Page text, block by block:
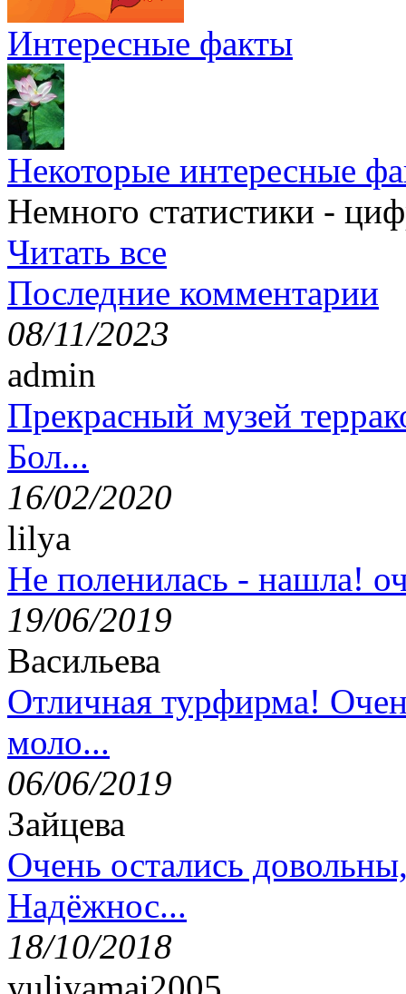
Интересные факты
Некоторые интересные
Немного статистики -
Читать все
Последние комментарии
08/11/2023
admin
Прекрасный музей
Бол...
16/02/2020
lilya
Не поленилась - нашла!
19/06/2019
Васильева
Отличная турфирма!
моло...
06/06/2019
Зайцева
Очень остались
Надёжнос...
18/10/2018